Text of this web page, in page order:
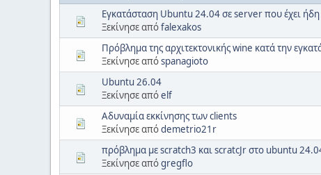
Εγκατάσταση Ubuntu 24.04 σε server που έχει
Ξεκίνησε απόfalexakos
Πρόβλημα της αρχιτεκτονικής wine κατά την
Ξεκίνησε απόspanagioto
Ubuntu 26.04
Ξεκίνησε απόelf
Αδυναμία εκκίνησης των clients
Ξεκίνησε απόdemetrio21r
πρόβλημα με scratch3 και scratcJr στο ubuntu
Ξεκίνησε απόgregflo